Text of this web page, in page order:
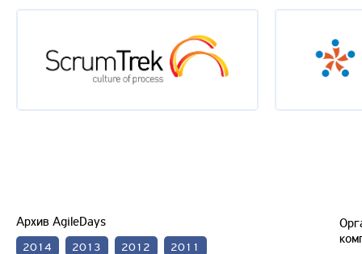
Архив AgileDays
2014 2013 2012 2011